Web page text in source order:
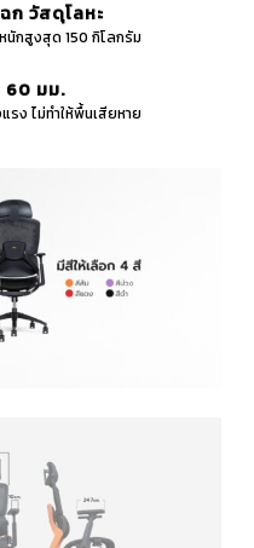
ก วัสดุโลหะ
นักสูงสุด 150 กิโลกรัม
60 มม.
ง ไม่ทำให้พื้นเสียหาย